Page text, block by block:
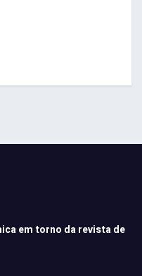
em torno da revista de